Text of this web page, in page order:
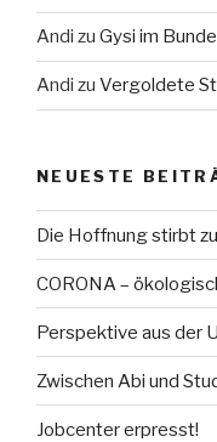
Andi zu Gysi im
Andi zu Vergoldete
NEUESTE
Die Hoffnung stirbt
CORONA –
Perspektive aus der
Zwischen Abi und
Jobcenter erpresst!